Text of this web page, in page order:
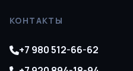
КОНТАКТЫ
+7 980 512-66-62